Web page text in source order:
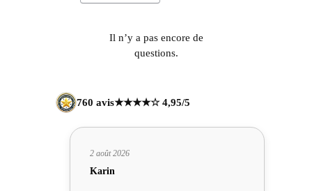
Il n’y a pas encore de
questions.
760 avis★★★★☆ 4,95/5
2 août 2026
Karin